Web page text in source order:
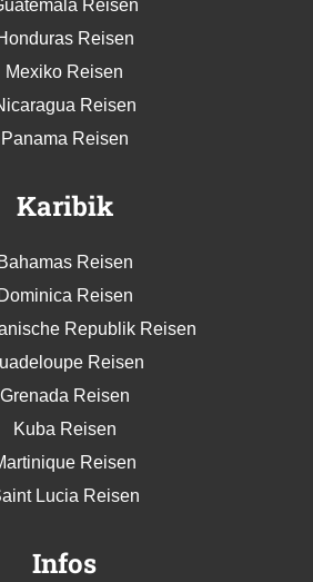
Reisen
Reisen
Mexiko Reisen
Reisen
Panama Reisen
Karibik
Bahamas Reisen
Dominica Reisen
Republik Reisen
Reisen
Grenada Reisen
Kuba Reisen
Reisen
Lucia Reisen
Infos